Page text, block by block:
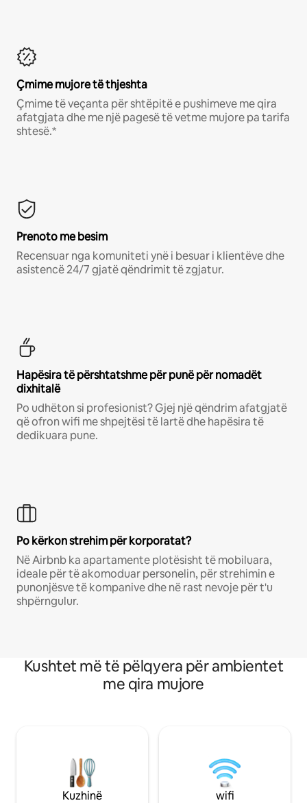
Çmime mujore të thjeshta
Çmime të veçanta për shtëpitë e pushimeve me qira
afatgjata dhe me një pagesë të vetme mujore pa tarifa
shtesë.*
Prenoto me besim
Recensuar nga komuniteti ynë i besuar i klientëve dhe
asistencë 24/7 gjatë qëndrimit të zgjatur.
Hapësira të përshtatshme për punë për nomadët
dixhitalë
Po udhëton si profesionist? Gjej një qëndrim afatgjatë
që ofron wifi me shpejtësi të lartë dhe hapësira të
dedikuara pune.
Po kërkon strehim për korporatat?
Në Airbnb ka apartamente plotësisht të mobiluara,
ideale për të akomoduar personelin, për strehimin e
punonjësve të kompanive dhe në rast nevoje për t'u
shpërngulur.
Kushtet më të pëlqyera për ambientet
me qira mujore
Kuzhinë wifi